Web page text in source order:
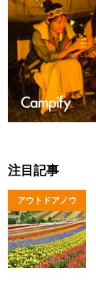
注目記事
アウトドアノウ
ハウ